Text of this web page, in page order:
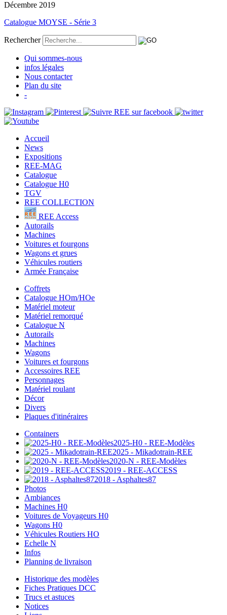
Décembre 2019
Catalogue MOYSE - Série 3
Rechercher
Qui sommes-nous
infos légales
Nous contacter
Plan du site
-
Accueil
News
Expositions
REE-MAG
Catalogue
Catalogue H0
TGV
REE COLLECTION
REE Access
Autorails
Machines
Voitures et fourgons
Wagons et grues
Véhicules routiers
Armée Française
Coffrets
Catalogue HOm/HOe
Matériel moteur
Matériel remorqué
Catalogue N
Autorails
Machines
Wagons
Voitures et fourgons
Accessoires REE
Personnages
Matériel roulant
Décor
Divers
Plaques d'itinéraires
Containers
2025-H0 - REE-Modèles
2025 - Mikadotrain-REE
2020-N - REE-Modèles
2019 - REE-ACCESS
2018 - Asphaltes87
Photos
Ambiances
Machines H0
Voitures de Voyageurs H0
Wagons H0
Véhicules Routiers HO
Echelle N
Infos
Planning de livraison
Historique des modèles
Fiches Pratiques DCC
Trucs et astuces
Notices